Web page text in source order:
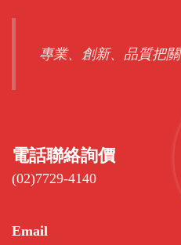
專業、創新、品質把關
電話聯絡詢價
(02)7729-4140
Email